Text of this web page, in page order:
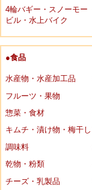
4輪バギー・スノーモー
ビル・水上バイク
●食品
水産物・水産加工品
フルーツ・果物
惣菜・食材
キムチ・漬け物・梅干し
調味料
乾物・粉類
チーズ・乳製品